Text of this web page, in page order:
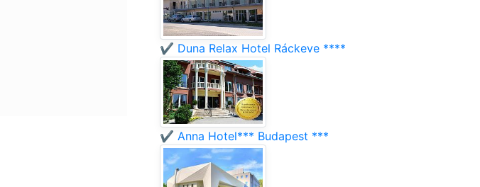
✔️ Duna Relax Hotel Ráckeve ****
✔️ Anna Hotel*** Budapest ***